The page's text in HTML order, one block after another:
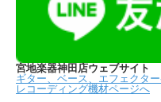
宮地楽器神田店ウェブサイト
ギター、ベース、エフェクタ
レコーディング機材ページへ